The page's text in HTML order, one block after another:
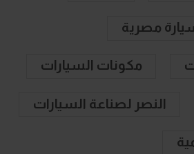
مصرية
مكونات السيارات
النصر لصناعة السيارات